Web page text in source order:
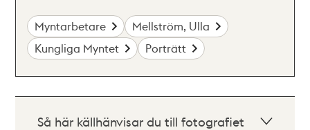
Myntarbetare
Mellström, Ulla
Kungliga Myntet
Porträtt
Så här källhänvisar du till fotografiet